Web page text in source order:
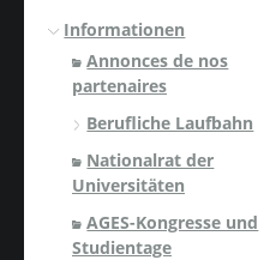
Informationen
Annonces de nos
partenaires
Berufliche Laufbahn
Nationalrat der
Universitäten
AGES-Kongresse und
Studientage